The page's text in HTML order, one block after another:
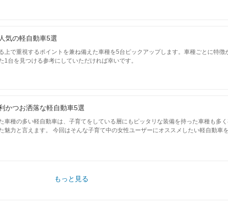
気の軽自動車5選
上で重視するポイントを兼ね備えた車種を5台ピックアップします。車種ごとに特徴
1台を見つける参考にしていただければ幸いです。
かつお洒落な軽自動車5選
車種の多い軽自動車は、子育てをしている層にもピッタリな装備を持った車種も多
魅力と言えます。 今回はそんな子育て中の女性ユーザーにオススメしたい軽自動車
もっと見る